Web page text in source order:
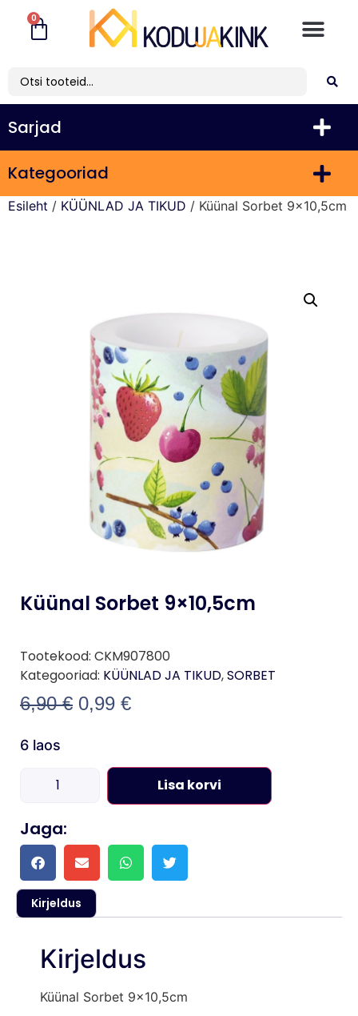
0
Sarjad
Kategooriad
Esileht / KÜÜNLAD JA TIKUD / Küünal Sorbet 9×10,5cm
Küünal Sorbet 9×10,5cm
Tootekood: CKM907800
Kategooriad: KÜÜNLAD JA TIKUD,SORBET
6,90€ 0,99 €
6 laos
Lisa korvi
Jaga:
Kirjeldus
Kirjeldus
Küünal Sorbet 9×10,5cm